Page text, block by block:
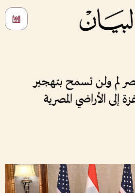
لم ولن تسمح بتهجير
إلى الأراضي المصرية